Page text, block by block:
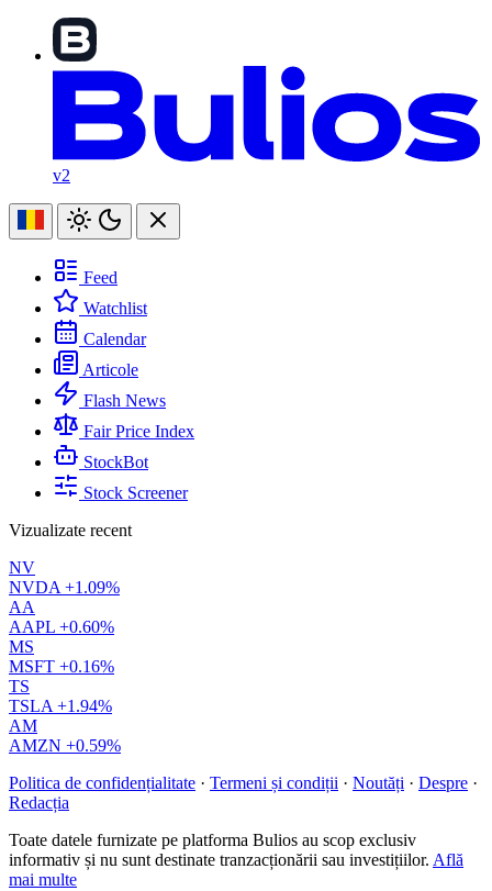
v2
Feed
Watchlist
Calendar
Articole
Flash News
Fair Price Index
StockBot
Stock Screener
Vizualizate recent
NV
NVDA +1.09%
AA
AAPL +0.60%
MS
MSFT +0.16%
TS
TSLA +1.94%
AM
AMZN +0.59%
Politica de confidențialitate · Termeni și condiții · Noutăți · Despre ·
Redacția
Toate datele furnizate pe platforma Bulios au scop exclusiv
informativ și nu sunt destinate tranzacționării sau investițiilor. Află
mai multe